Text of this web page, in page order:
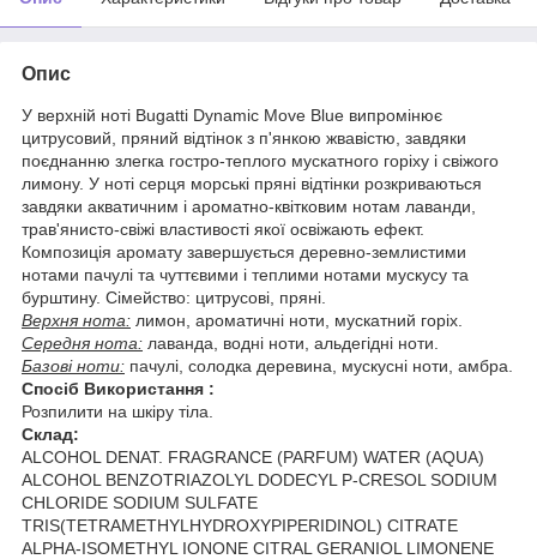
Опис
У верхній ноті Bugatti Dynamic Move Blue випромінює
цитрусовий, пряний відтінок з п'янкою жвавістю, завдяки
поєднанню злегка гостро-теплого мускатного горіху і свіжого
лимону. У ноті серця морські пряні відтінки розкриваються
завдяки акватичним і ароматно-квітковим нотам лаванди,
трав'янисто-свіжі властивості якої освіжають ефект.
Композиція аромату завершується деревно-землистими
нотами пачулі та чуттєвими і теплими нотами мускусу та
бурштину. Сімейство: цитрусові, пряні.
Верхня нота: лимон, ароматичні ноти, мускатний горіх.
Середня нота: лаванда, водні ноти, альдегідні ноти.
Базові ноти: пачулі, солодка деревина, мускусні ноти, амбра.
Спосіб Використання :
Розпилити на шкіру тіла.
Склад:
ALCOHOL DENAT. FRAGRANCE (PARFUM) WATER (AQUA)
ALCOHOL BENZOTRIAZOLYL DODECYL P-CRESOL SODIUM
CHLORIDE SODIUM SULFATE
TRIS(TETRAMETHYLHYDROXYPIPERIDINOL) CITRATE
ALPHA-ISOMETHYL IONONE CITRAL GERANIOL LIMONENE